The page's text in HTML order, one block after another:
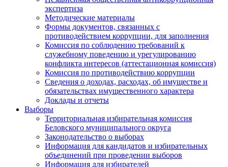
экспертиза
Методические материалы
Формы документов, связанных с
противодействием коррупции, для заполнения
Комиссия по соблюдению требований к
служебному поведению и урегулированию
конфликта интересов (аттестационная комиссия)
Комиссия по противодействию коррупции
Сведения о доходах, расходах, об имуществе и
обязательствах имущественного характера
Доклады и отчеты
Выборы
Территориальная избирательная комиссия
Беловского муниципального округа
Законодательство о выборах
Информация для кандидатов и избирательных
объединений при проведении выборов
Информация для избирателей